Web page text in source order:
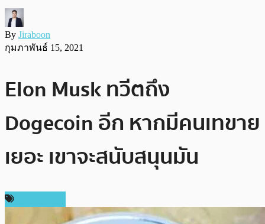
By Jiraboon
กุมภาพันธ์ 15, 2021
Elon Musk ทวีตถึง
Dogecoin อีก หากมีคนเทขาย
เยอะ เขาจะสนับสนุนมัน